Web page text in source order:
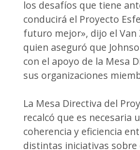
los desafíos que tiene
conducirá el Proyecto
futuro mejor», dijo el Van
quien aseguró que
con el apoyo de la Mesa
sus organizaciones
La Mesa Directiva del
recalcó que es necesaria
coherencia y eficiencia
distintas iniciativas sobre